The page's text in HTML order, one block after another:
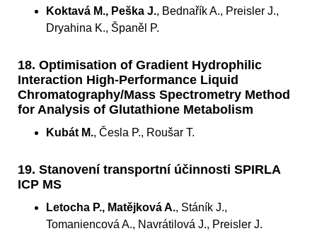
Koktavá M., Peška J., Bednařík A., Preisler J.,
Dryahina K., Španěl P.
18. Optimisation of Gradient Hydrophilic
Interaction High-Performance Liquid
Chromatography/Mass Spectrometry Method
for Analysis of Glutathione Metabolism
Kubát M., Česla P., Roušar T.
19. Stanovení transportní účinnosti SPIRLA
ICP MS
Letocha P., Matějková A., Stáník J.,
Tomaniencová A., Navrátilová J., Preisler J.